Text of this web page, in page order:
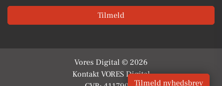
Tilmeld
Vores Digital © 2026
Kontakt VORES Digital
Tilmeld nyhedsbrev